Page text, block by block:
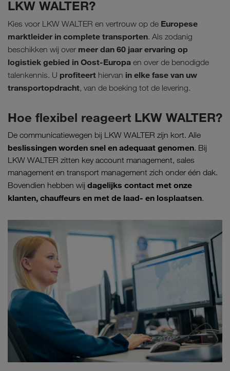
LKW WALTER?
Kies voor LKW WALTER en vertrouw op de Europese
marktleider in complete transporten. Als zodanig
beschikken wij over meer dan 60 jaar ervaring op
logistiek gebied in Oost-Europa en over de benodigde
talenkennis. U profiteert hiervan in elke fase van uw
transportopdracht, van de boeking tot de levering.
Hoe flexibel reageert LKW WALTER?
De communicatiewegen bij LKW WALTER zijn kort. Alle
beslissingen worden snel en adequaat genomen. Bij
LKW WALTER zitten key account management, sales
management en transport management zich onder één dak.
Bovendien hebben wij dagelijks contact met onze
klanten, chauffeurs en met de laad- en losplaatsen.